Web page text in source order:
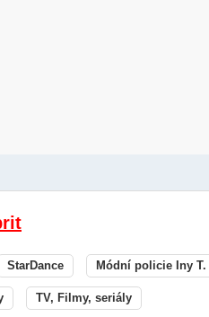
StarDance Módní policie Iny T.
TV, Filmy, seriály